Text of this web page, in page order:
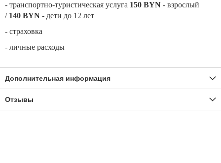
- транспортно-туристическая услуга 150 BYN - взрослый
/140 BYN - дети до 12 лет
- страховка
- личные расходы
Дополнительная информация
Отзывы